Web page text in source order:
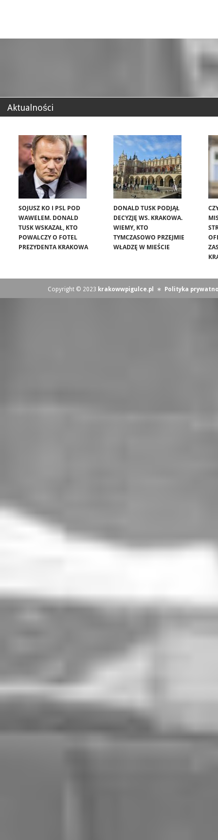
Aktualności
SOJUSZ KO I PSL POD
WAWELEM. DONALD
TUSK WSKAZAŁ, KTO
POWALCZY O FOTEL
PREZYDENTA KRAKOWA
DONALD TUSK PODJĄŁ
DECYZJĘ WS. KRAKOWA.
WIEMY, KTO
TYMCZASOWO PRZEJMIE
WŁADZĘ W MIEŚCIE
Copyright © 2023 krakowwpigulce.pl ∗ Polityka